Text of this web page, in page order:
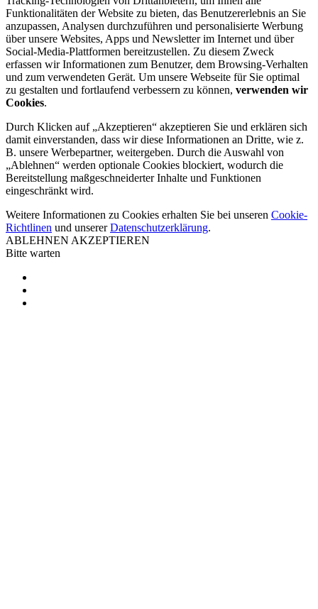
Funktionalitäten der Website zu bieten, das Benutzererlebnis an Sie
anzupassen, Analysen durchzuführen und personalisierte Werbung
über unsere Websites, Apps und Newsletter im Internet und über
Social-Media-Plattformen bereitzustellen. Zu diesem Zweck
erfassen wir Informationen zum Benutzer, dem Browsing-Verhalten
und zum verwendeten Gerät. Um unsere Webseite für Sie optimal
zu gestalten und fortlaufend verbessern zu können, verwenden wir
Cookies.
Durch Klicken auf „Akzeptieren“ akzeptieren Sie und erklären sich
damit einverstanden, dass wir diese Informationen an Dritte, wie z.
B. unsere Werbepartner, weitergeben. Durch die Auswahl von
„Ablehnen“ werden optionale Cookies blockiert, wodurch die
Bereitstellung maßgeschneiderter Inhalte und Funktionen
eingeschränkt wird.
Weitere Informationen zu Cookies erhalten Sie bei unseren Cookie-
Richtlinen und unsererDatenschutzerklärung.
ABLEHNEN AKZEPTIEREN
Bitte warten